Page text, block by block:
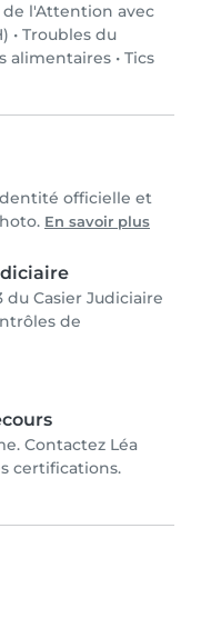
l'Attention avec
• Troubles du
alimentaires • Tics
officielle et
En savoir plus
du Casier Judiciaire
de
Contactez Léa
certifications.